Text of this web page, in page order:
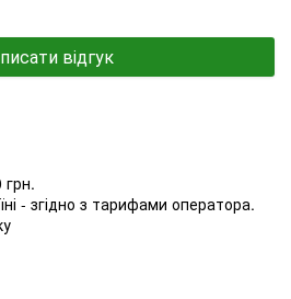
відгук
- згідно з тарифами оператора.